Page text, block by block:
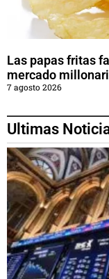
Las papas fritas
mercado
7 agosto 2026
Ultimas